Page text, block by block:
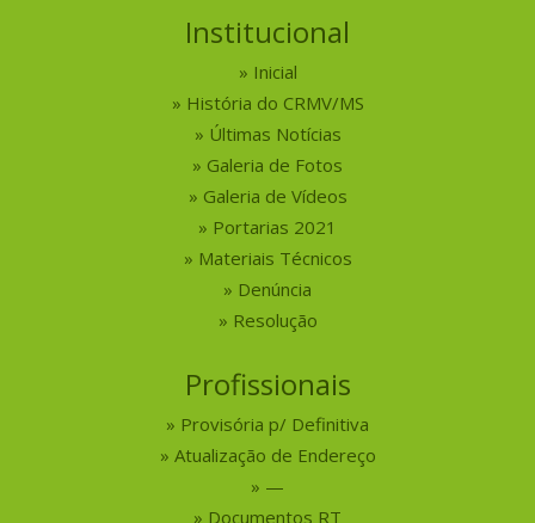
Institucional
Inicial
História do CRMV/MS
Últimas Notícias
Galeria de Fotos
Galeria de Vídeos
Portarias 2021
Materiais Técnicos
Denúncia
Resolução
Profissionais
Provisória p/ Definitiva
Atualização de Endereço
—
Documentos RT